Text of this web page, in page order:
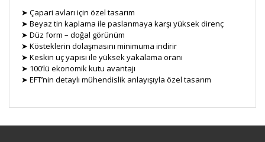
➤ Çapari avları için özel tasarım
➤ Beyaz tin kaplama ile paslanmaya karşı yüksek direnç
➤ Düz form – doğal görünüm
➤ Kösteklerin dolaşmasını minimuma indirir
➤ Keskin uç yapısı ile yüksek yakalama oranı
➤ 100’lü ekonomik kutu avantajı
➤ EFT’nin detaylı mühendislik anlayışıyla özel tasarım